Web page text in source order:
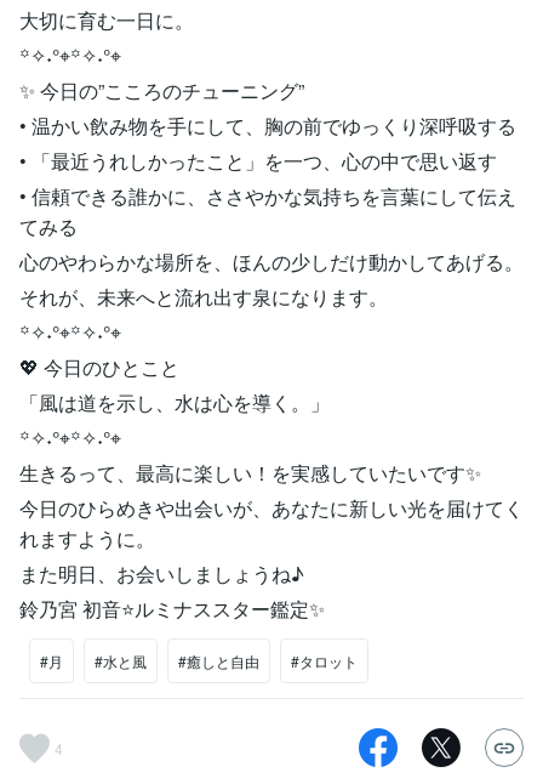
大切に育む一日に。
꙳✧˖°⌖꙳✧˖°⌖
✨ 今日の”こころのチューニング”
• 温かい飲み物を手にして、胸の前でゆっくり深呼吸する
• 「最近うれしかったこと」を一つ、心の中で思い返す
• 信頼できる誰かに、ささやかな気持ちを言葉にして伝え
てみる
心のやわらかな場所を、ほんの少しだけ動かしてあげる。
それが、未来へと流れ出す泉になります。
꙳✧˖°⌖꙳✧˖°⌖
💖 今日のひとこと
「風は道を示し、水は心を導く。」
꙳✧˖°⌖꙳✧˖°⌖
生きるって、最高に楽しい！を実感していたいです✨
今日のひらめきや出会いが、あなたに新しい光を届けてく
れますように。
また明日、お会いしましょうね♪
鈴乃宮 初音⭐️ルミナススター鑑定✨​​​​​​​​​​​​​​​​
#月 #水と風 #癒しと自由 #タロット
4